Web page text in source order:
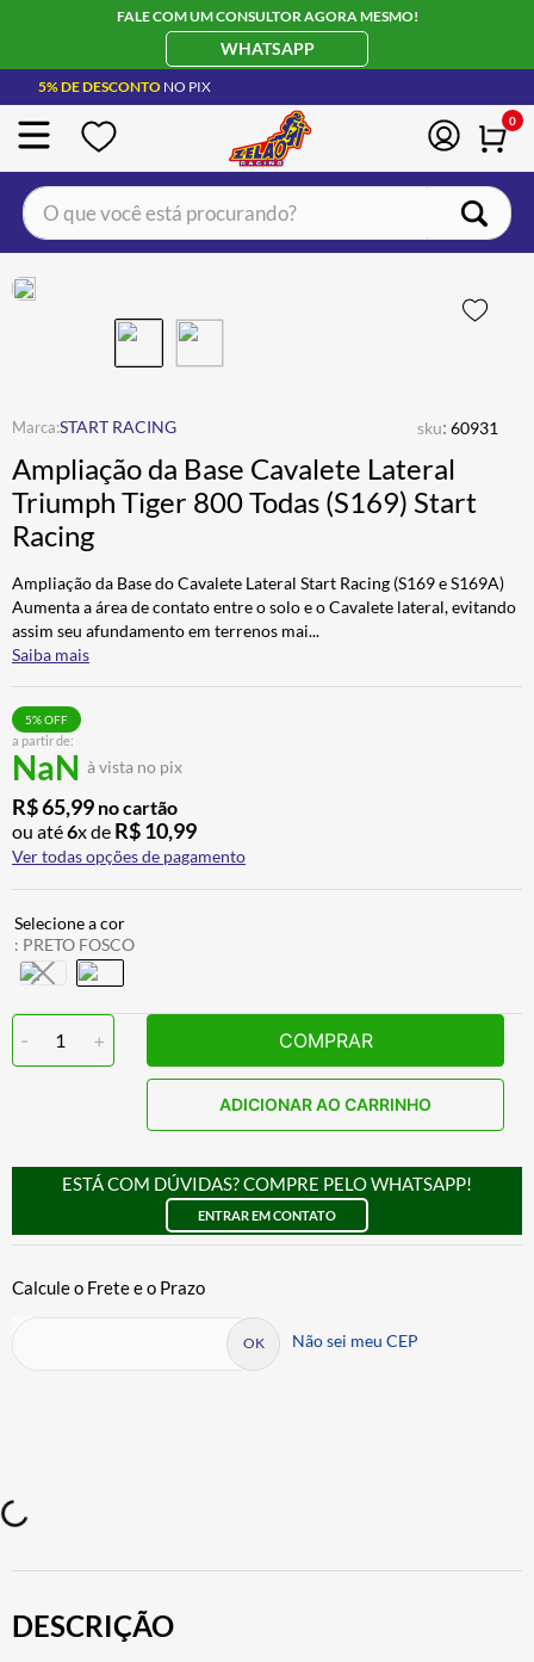
FALE COM UM CONSULTOR AGORA MESMO!
WHATSAPP
5% DE DESCONTO NO PIX
0
O que você está procurando?
START RACING sku: 60931
Ampliação da Base Cavalete Lateral
Triumph Tiger 800 Todas (S169) Start
Racing
Ampliação da Base do Cavalete Lateral Start Racing (S169 e S169A)
Aumenta a área de contato entre o solo e o Cavalete lateral, evitando
assim seu afundamento em terrenos mai...
Saiba mais
a partir de:
NaN à vista no pix
5% OFF
R$65,99 no cartão
ou até6x de R$10,99
Ver todas opções de pagamento
: PRETO FOSCO
- 1 + COMPRAR
ADICIONAR AO CARRINHO
ESTÁ COM DÚVIDAS? COMPRE PELO WHATSAPP!
ENTRAR EM CONTATO
Não sei meu CEP
DESCRIÇÃO
BOTA
4º ÓCULOS SOLAR
5º LUVA
6º BAU
7º ALPINESTAR
8º AIROH
9 º CALÇA